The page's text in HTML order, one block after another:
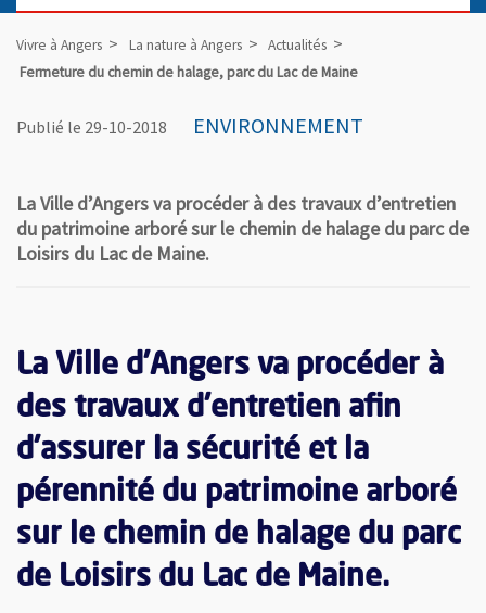
Vivre à Angers La nature à Angers
Actualités
Fermeture du chemin de halage, parc du Lac de Maine
Publié le 29-10-2018 ENVIRONNEMENT
La Ville d’Angers va procéder à des travaux d’entretien
du patrimoine arboré sur le chemin de halage du parc de
Loisirs du Lac de Maine.
La Ville d’Angers va procéder à
des travaux d’entretien afin
d’assurer la sécurité et la
pérennité du patrimoine arboré
sur le chemin de halage du parc
de Loisirs du Lac de Maine.